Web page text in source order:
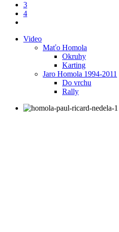
3
4
Video
Maťo Homola
Okruhy
Karting
Jaro Homola 1994-2011
Do vrchu
Rally